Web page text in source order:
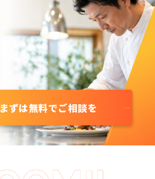
まずは無料でご相談を